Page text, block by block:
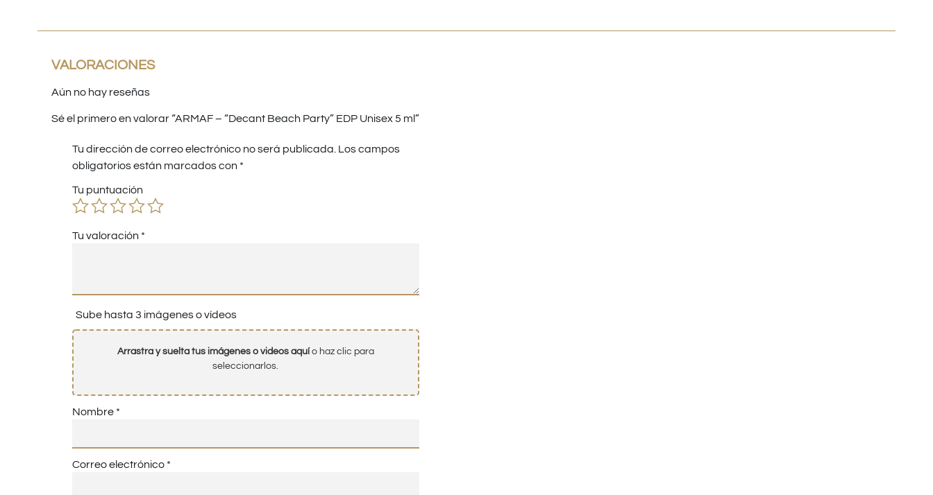
VALORACIONES
Aún no hay reseñas
Sé el primero en valorar “ARMAF – “Decant Beach Party” EDP Unisex 5 ml”
Tu dirección de correo electrónico no será publicada. Los campos
obligatorios están marcados con *
Tu puntuación
Tu valoración *
Sube hasta 3 imágenes o vídeos
Arrastra y suelta tus imágenes o videos aquío haz clic para
seleccionarlos.
Nombre *
Correo electrónico *